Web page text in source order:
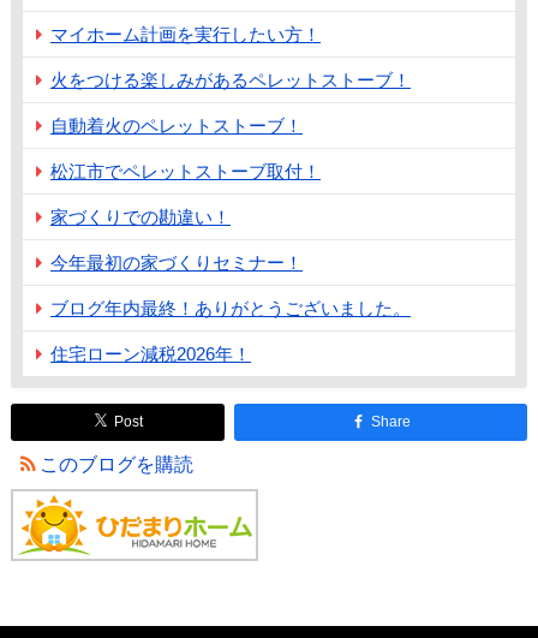
マイホーム計画を実行したい方！
火をつける楽しみがあるペレットストーブ！
自動着火のペレットストーブ！
松江市でペレットストーブ取付！
家づくりでの勘違い！
今年最初の家づくりセミナー！
ブログ年内最終！ありがとうございました。
住宅ローン減税2026年！
Post Share
このブログを購読